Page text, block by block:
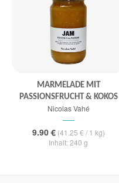
MARMELADE MIT
PASSIONSFRUCHT & KOKOS
Nicolas Vahé
9.90 €(41.25 € / 1 kg)
Inhalt: 240 g